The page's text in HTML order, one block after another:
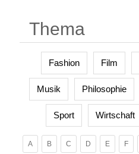
Thema
Fashion Film
Musik Philosophie
Sport Wirtschaft
A B C D E F